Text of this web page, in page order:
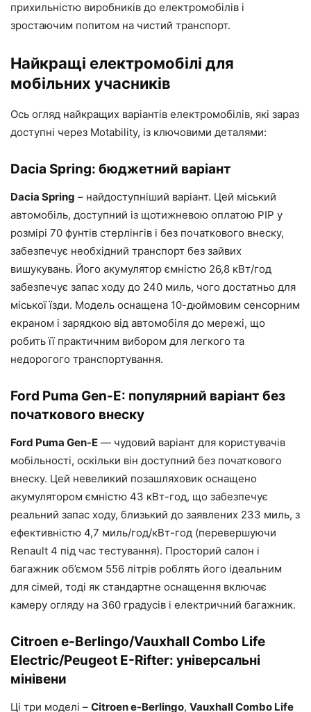
прихильністю виробників до електромобілів і
зростаючим попитом на чистий транспорт.
Найкращі електромобілі для
мобільних учасників
Ось огляд найкращих варіантів електромобілів, які зараз
доступні через Motability, із ключовими деталями:
Dacia Spring: бюджетний варіант
Dacia Spring – найдоступніший варіант. Цей міський
автомобіль, доступний із щотижневою оплатою PIP у
розмірі 70 фунтів стерлінгів і без початкового внеску,
забезпечує необхідний транспорт без зайвих
вишукувань. Його акумулятор ємністю 26,8 кВт/год
забезпечує запас ходу до 240 миль, чого достатньо для
міської їзди. Модель оснащена 10-дюймовим сенсорним
екраном і зарядкою від автомобіля до мережі, що
робить її практичним вибором для легкого та
недорогого транспортування.
Ford Puma Gen-E: популярний варіант без
початкового внеску
Ford Puma Gen-E — чудовий варіант для користувачів
мобільності, оскільки він доступний без початкового
внеску. Цей невеликий позашляховик оснащено
акумулятором ємністю 43 кВт-год, що забезпечує
реальний запас ходу, близький до заявлених 233 миль, з
ефективністю 4,7 миль/год/кВт-год (перевершуючи
Renault 4 під час тестування). Просторий салон і
багажник об’ємом 556 літрів роблять його ідеальним
для сімей, тоді як стандартне оснащення включає
камеру огляду на 360 градусів і електричний багажник.
Citroen e-Berlingo/Vauxhall Combo Life
Electric/Peugeot E-Rifter: універсальні
мінівени
Ці три моделі – Citroen e-Berlingo, Vauxhall Combo Life